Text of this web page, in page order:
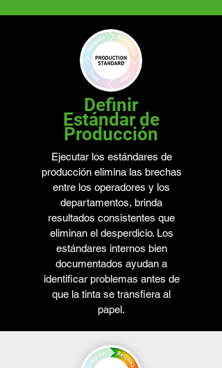
Definir
Estándar de
Producción
Ejecutar los estándares de
producción elimina las brechas
entre los operadores y los
departamentos, brinda
resultados consistentes que
eliminan el desperdicio. Los
estándares internos bien
documentados ayudan a
identificar problemas antes de
que la tinta se transfiera al
papel.